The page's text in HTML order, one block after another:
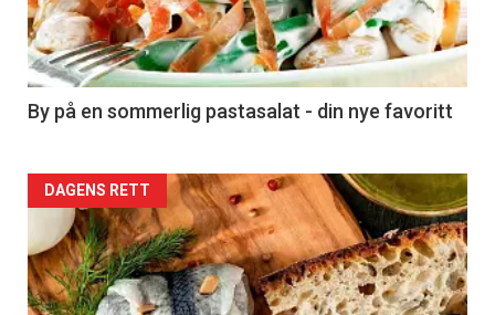
nå
-
5
By på en sommerlig pastasalat - din nye favoritt
Forsiden
akkurat
nå
DAGENS RETT